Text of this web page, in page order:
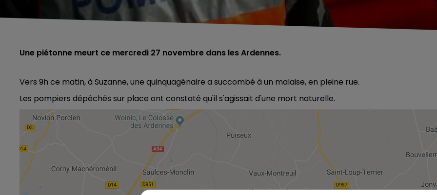
- 6h00
LA FAMILLE
Une piétonne meurt ce mercredi 27 novembre dans les Ardennes.
Vers 9h ce matin, à Suzanne, une quinquagénaire a succombé à un malaise, en pleine rue.
Les pompiers dépêchés sur place ont constaté qu'il s'agissait d'une mort naturelle.